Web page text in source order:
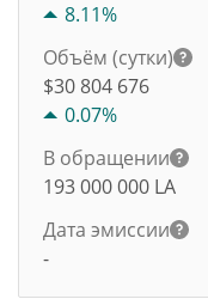
8.11%
Объём (сутки)
$30 804 676
0.07%
В обращении
193 000 000 LA
Дата эмиссии
-